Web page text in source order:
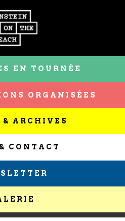
EN TOURNÉE
ORGANISÉES
& ARCHIVES
CONTACT